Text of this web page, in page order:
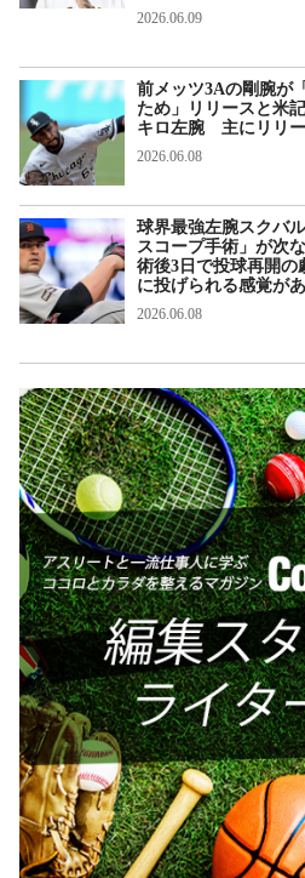
2026.06.09
前メッツ3Aの剛腕が
ため」リリースと米
キロ左腕 主にリリ
2026.06.08
球界最強左腕スクバ
スコープ手術」が次
術後3日で投球再開の
に投げられる感覚があ
2026.06.08